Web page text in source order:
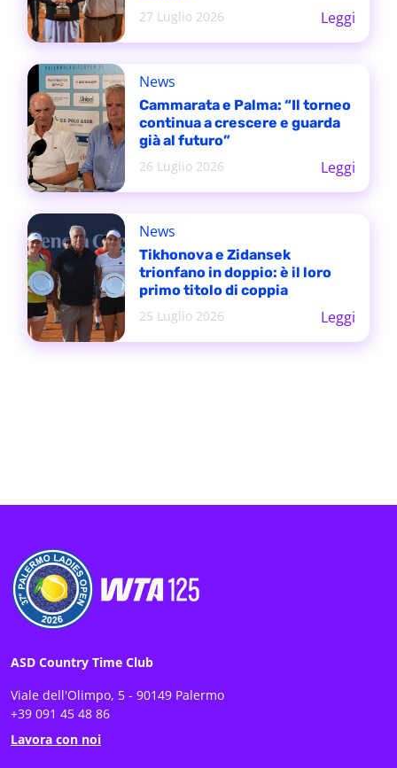
27 Luglio 2026
Leggi
News
Cammarata e Palma: “Il torneo
continua a crescere e guarda
già al futuro”
26 Luglio 2026
Leggi
News
Tikhonova e Zidansek
trionfano in doppio: è il loro
primo titolo di coppia
25 Luglio 2026
Leggi
ASD Country Time Club
Viale dell'Olimpo, 5 - 90149 Palermo
+39 091 45 48 86
Lavora con noi